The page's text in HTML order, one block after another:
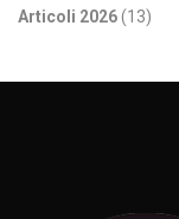
Articoli 2026(13)